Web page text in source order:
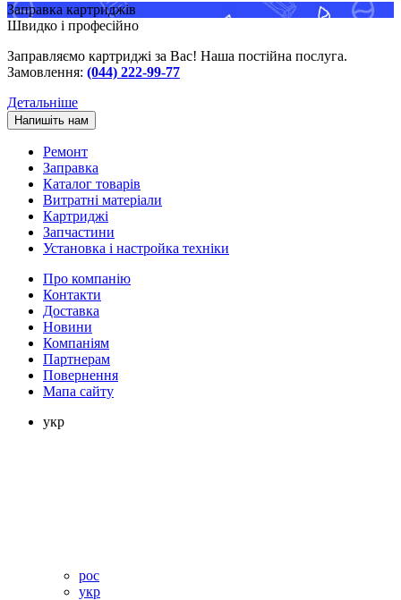
Заправка картриджів
Швидко і професійно
Заправляємо картриджі за Вас! Наша постійна послуга.
Замовлення: (044) 222-99-77
Детальніше
Напишіть нам
Ремонт
Заправка
Каталог товарів
Витратні матеріали
Картриджі
Запчастини
Установка і настройка техніки
Про компанію
Контакти
Доставка
Новини
Компаніям
Партнерам
Повернення
Мапа сайту
укр
рос
укр